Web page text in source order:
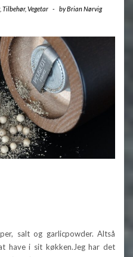
, Tilbehør, Vegetar - byBrian Nørvig
salt og garlicpowder. Altså
have i sit køkken.Jeg har det